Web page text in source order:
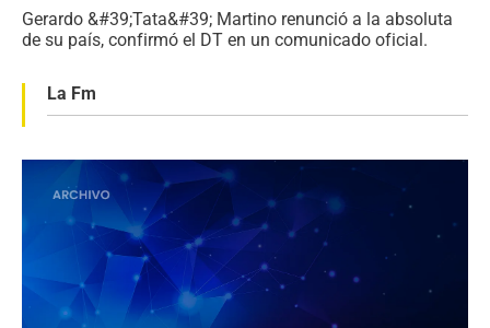
Gerardo &#39;Tata&#39; Martino renunció a la absoluta
de su país, confirmó el DT en un comunicado oficial.
La Fm